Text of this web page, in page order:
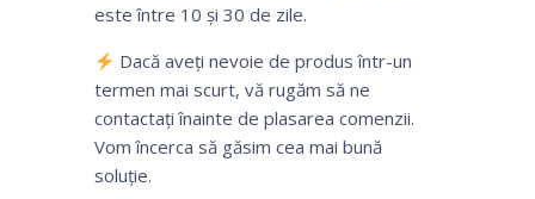
este între 10 și 30 de zile.
Dacă aveți nevoie de produs într-un
termen mai scurt, vă rugăm să ne
contactați înainte de plasarea comenzii.
Vom încerca să găsim cea mai bună
soluție.